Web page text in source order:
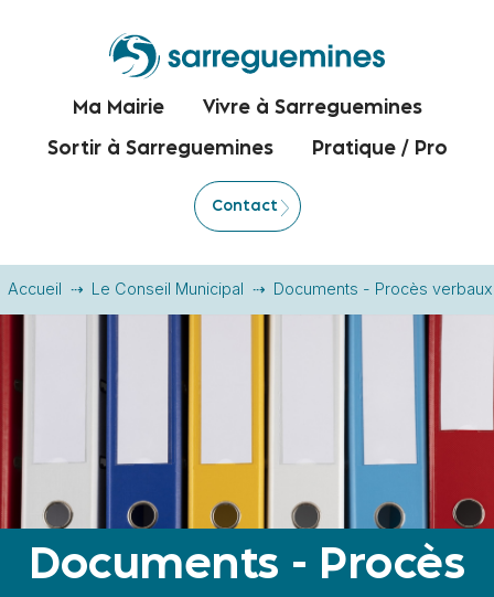
Ma Mairie Vivre à Sarreguemines
Sortir à Sarreguemines Pratique / Pro
Contact
Accueil Le Conseil Municipal Documents - Procès verbaux
Documents - Procès